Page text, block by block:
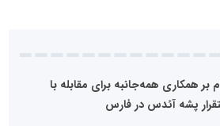
بر همکاری همه‌جانبه برای مقابله با
پشه آئدس در فارس